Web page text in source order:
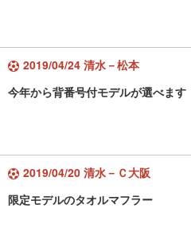
2019/04/24 清水－松本
今年から背番号付モデルが選べます
2019/04/20 清水－Ｃ大阪
限定モデルのタオルマフラー